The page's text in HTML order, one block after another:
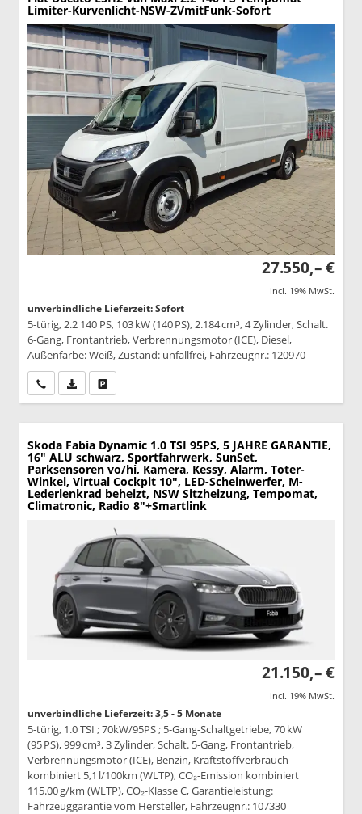
Limiter-Kurvenlicht-NSW-ZVmitFunk-Sofort
27.550,– €
incl. 19% MwSt.
unverbindliche Lieferzeit: Sofort
5-türig, 2.2 140 PS, 103 kW (140 PS), 2.184 cm³, 4 Zylinder, Schalt.
6-Gang, Frontantrieb, Verbrennungsmotor (ICE), Diesel,
Außenfarbe: Weiß, Zustand: unfallfrei, Fahrzeugnr.: 120970
Wir rufen Sie anPDF-Datei, Fahrzeugexposé drucken
Skoda Fabia Dynamic 1.0 TSI 95PS, 5 JAHRE GARANTIE,
16" ALU schwarz, Sportfahrwerk, SunSet,
Parksensoren vo/hi, Kamera, Kessy, Alarm, Toter-
Winkel, Virtual Cockpit 10", LED-Scheinwerfer, M-
Lederlenkrad beheizt, NSW Sitzheizung, Tempomat,
Climatronic, Radio 8"+Smartlink
21.150,– €
incl. 19% MwSt.
unverbindliche Lieferzeit: 3,5 - 5 Monate
5-türig, 1.0 TSI ; 70kW/95PS ; 5-Gang-Schaltgetriebe, 70 kW
(95 PS), 999 cm³, 3 Zylinder, Schalt. 5-Gang, Frontantrieb,
Verbrennungsmotor (ICE), Benzin, Kraftstoffverbrauch
kombiniert 5,1 l/100km (WLTP), CO₂-Emission kombiniert
115.00 g/km (WLTP), CO₂-Klasse C, Garantieleistung:
Fahrzeuggarantie vom Hersteller, Fahrzeugnr.: 107330